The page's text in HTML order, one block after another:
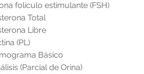
folículo estimulante (FSH)
Total
Libre
(PL)
Básico
(Parcial de Orina)